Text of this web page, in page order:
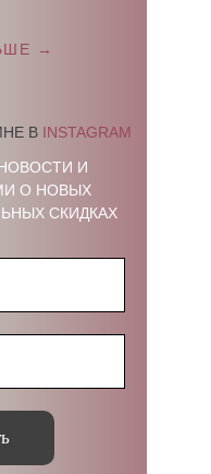
В INSTAGRAM
И
О НОВЫХ
СКИДКАХ
→